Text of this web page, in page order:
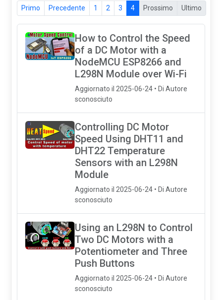
Primo Precedente 1 2 3 4 Prossimo Ultimo
How to Control the Speed
of a DC Motor with a
NodeMCU ESP8266 and
L298N Module over Wi-Fi
Aggiornato il 2025-06-24 • Di Autore
sconosciuto
Controlling DC Motor
Speed Using DHT11 and
DHT22 Temperature
Sensors with an L298N
Module
Aggiornato il 2025-06-24 • Di Autore
sconosciuto
Using an L298N to Control
Two DC Motors with a
Potentiometer and Three
Push Buttons
Aggiornato il 2025-06-24 • Di Autore
sconosciuto